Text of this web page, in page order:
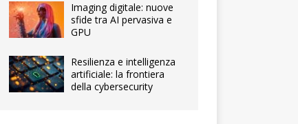
Imaging digitale: nuove
sfide tra AI pervasiva e
GPU
Resilienza e intelligenza
artificiale: la frontiera
della cybersecurity